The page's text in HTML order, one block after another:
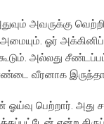
அவருக்கு
ஓர்
அல்லது
வீரனாக
பெற்றார். அது